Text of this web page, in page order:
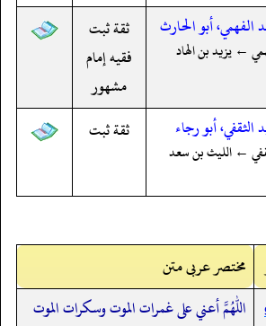
أبو الحارث
← يزيد بن الهاد
ثقة ثبت
فقيه إمام
مشهور
الثقفي، أبو رجاء
← الليث بن سعد
ثقة ثبت
مختصر عربی متن
اللهم أعني على غمرات الموت وسكرات الموت